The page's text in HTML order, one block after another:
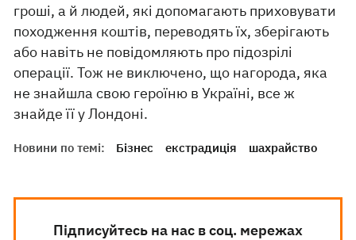
гроші, а й людей, які допомагають приховувати
походження коштів, переводять їх, зберігають
або навіть не повідомляють про підозрілі
операції. Тож не виключено, що нагорода, яка
не знайшла свою героїню в Україні, все ж
знайде її у Лондоні.
Новини по темі: Бізнес екстрадиція шахрайство
Підписуйтесь на нас в соц. мережах